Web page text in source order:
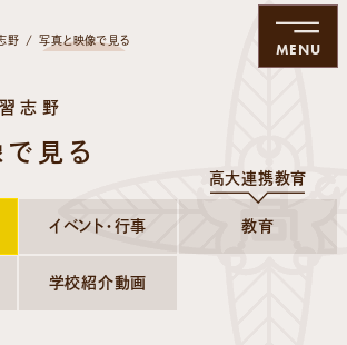
MENU
野 写真と映像で見る
志野
見る
イベント・行事
高大連携教育
教育
学校紹介動画